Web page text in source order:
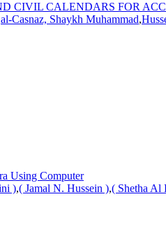
CIVIL CALENDARS FOR
al-Casnaz, Shaykh Muhammad,
Using Computer
),( Jamal N. Hussein ),( Shetha Al